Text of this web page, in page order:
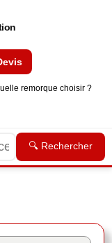
remorque choisir ?
🔍 Rechercher